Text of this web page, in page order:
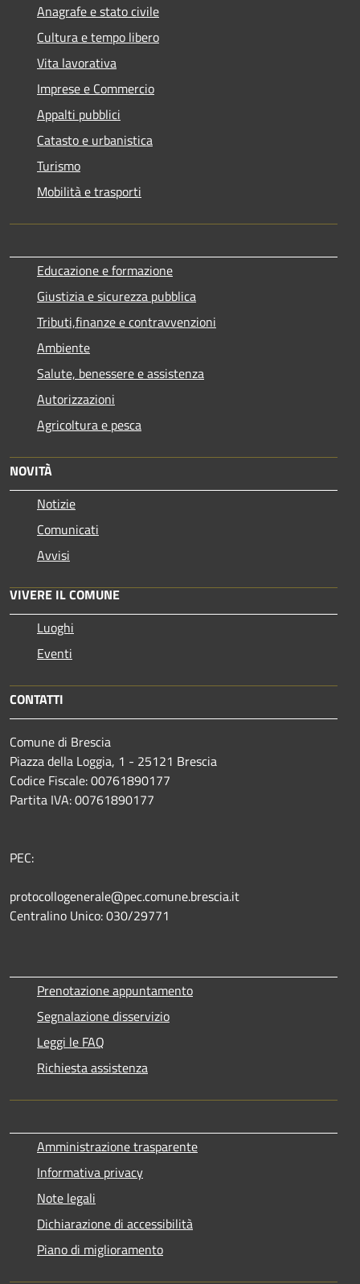
Anagrafe e stato civile
Cultura e tempo libero
Vita lavorativa
Imprese e Commercio
Appalti pubblici
Catasto e urbanistica
Turismo
Mobilità e trasporti
Educazione e formazione
Giustizia e sicurezza pubblica
Tributi,finanze e contravvenzioni
Ambiente
Salute, benessere e assistenza
Autorizzazioni
Agricoltura e pesca
NOVITÀ
Notizie
Comunicati
Avvisi
VIVERE IL COMUNE
Luoghi
Eventi
CONTATTI
Comune di Brescia
Piazza della Loggia, 1 - 25121 Brescia
Codice Fiscale: 00761890177
Partita IVA: 00761890177
PEC:
protocollogenerale@pec.comune.brescia.it
Centralino Unico: 030/29771
Prenotazione appuntamento
Segnalazione disservizio
Leggi le FAQ
Richiesta assistenza
Amministrazione trasparente
Informativa privacy
Note legali
Dichiarazione di accessibilità
Piano di miglioramento